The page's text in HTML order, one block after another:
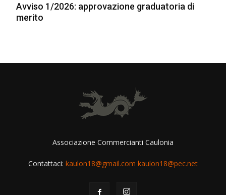
Avviso 1/2026: approvazione graduatoria di
merito
Associazione Commercianti Caulonia
Contattaci: kaulon18@gmail.com kaulon18@pec.net